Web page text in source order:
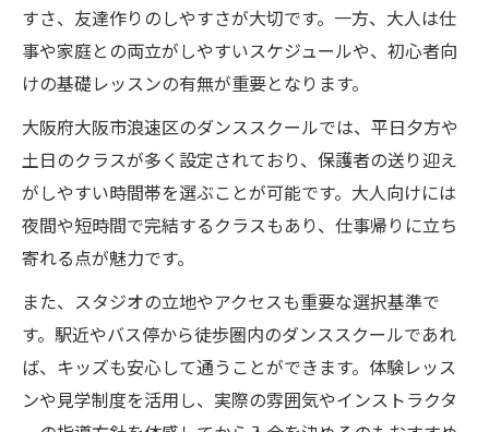
すさ、友達作りのしやすさが大切です。一方、大人は仕
事や家庭との両立がしやすいスケジュールや、初心者向
けの基礎レッスンの有無が重要となります。
大阪府大阪市浪速区のダンススクールでは、平日夕方や
土日のクラスが多く設定されており、保護者の送り迎え
がしやすい時間帯を選ぶことが可能です。大人向けには
夜間や短時間で完結するクラスもあり、仕事帰りに立ち
寄れる点が魅力です。
また、スタジオの立地やアクセスも重要な選択基準で
す。駅近やバス停から徒歩圏内のダンススクールであれ
ば、キッズも安心して通うことができます。体験レッス
ンや見学制度を活用し、実際の雰囲気やインストラクタ